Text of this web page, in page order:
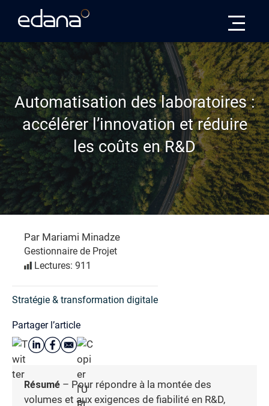
Automatisation des laboratoires :
accélérer l’innovation et réduire
les coûts en R&D
Par Mariami Minadze
Gestionnaire de Projet
Lectures: 911
Stratégie & transformation digitale
Partager l’article
Résumé – Pour répondre à la montée des
volumes et aux exigences de fiabilité en R&D,